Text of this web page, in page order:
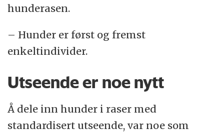
hunderasen.
– Hunder er først og fremst
enkeltindivider.
Utseende er noe nytt
Å dele inn hunder i raser med
standardisert utseende, var noe som